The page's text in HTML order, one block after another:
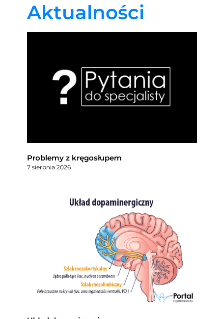
Aktualności
Problemy z kręgosłupem
7 sierpnia 2026